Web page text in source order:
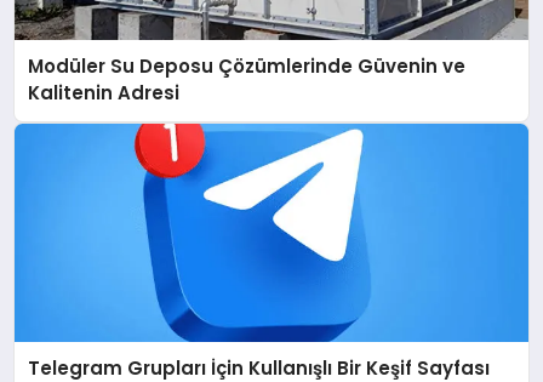
Modüler Su Deposu Çözümlerinde Güvenin ve
Kalitenin Adresi
Telegram Grupları İçin Kullanışlı Bir Keşif Sayfası